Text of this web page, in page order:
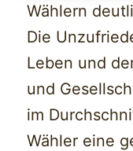
Wählern
Die
Leben und
und
im
Wähler eine